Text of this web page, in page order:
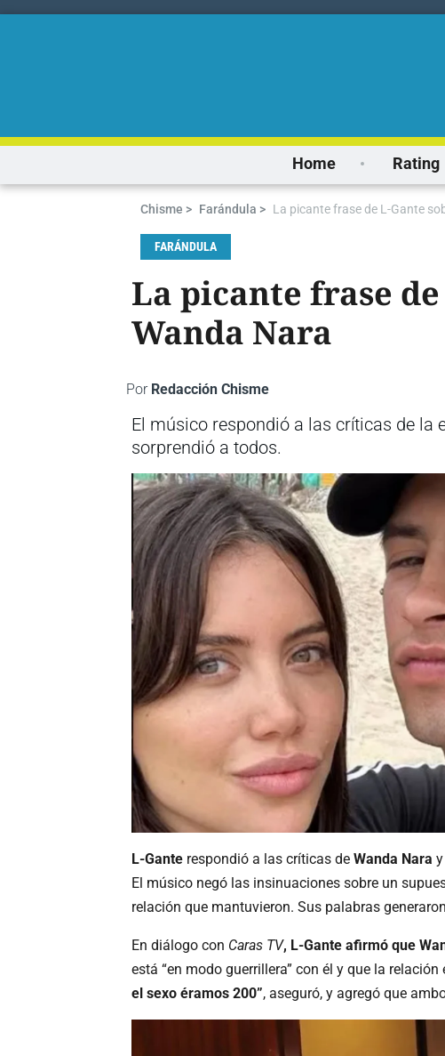
Home Rating
Chisme > Farándula > La picante frase de L-Gante
FARÁNDULA
La picante frase
Wanda Nara
Por Redacción Chisme
El músico respondió a las críticas de la
sorprendió a todos.
L-Gante respondió a las críticas de Wanda Nara
El músico negó las insinuaciones sobre un
relación que mantuvieron. Sus palabras
En diálogo con Caras TV, L-Gante afirmó que
está “en modo guerrillera” con él y que la
el sexo éramos 200”, aseguró, y agregó que